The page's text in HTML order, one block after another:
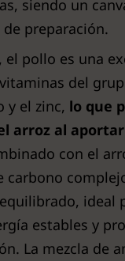
siendo un
preparación.
el pollo es una
del
y el zinc, lo que
arroz al
con el
carbono
ideal
estables y
La mezcla de